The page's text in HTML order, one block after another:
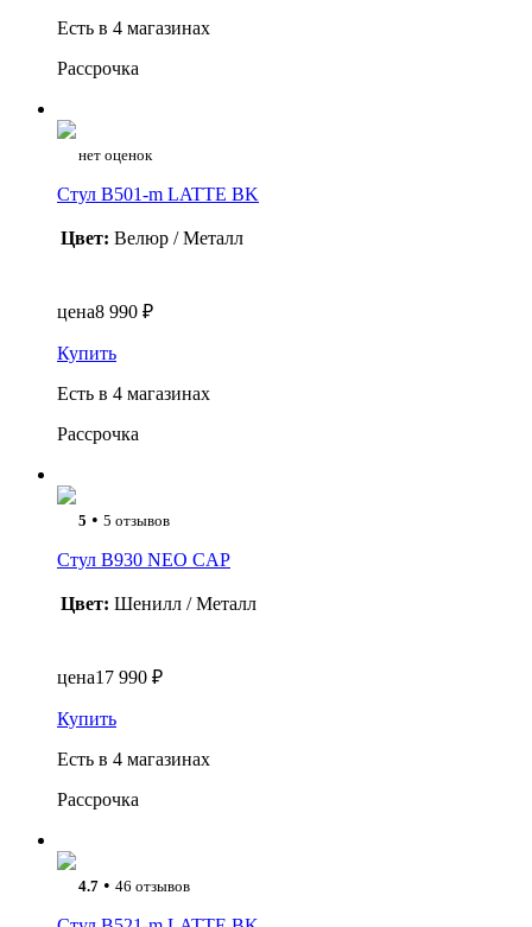
Есть в 4 магазинах
Рассрочка
нет оценок
Стул B501-m LATTE BK
Цвет: Велюр / Металл
цена8 990 ₽
Купить
Есть в 4 магазинах
Рассрочка
5 • 5 отзывов
Стул B930 NEO CAP
Цвет: Шенилл / Металл
цена17 990 ₽
Купить
Есть в 4 магазинах
Рассрочка
4.7 • 46 отзывов